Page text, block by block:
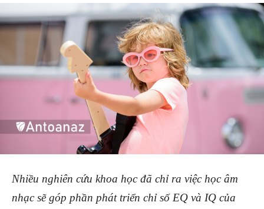
Nhiều nghiên cứu khoa học đã chỉ ra việc học âm
nhạc sẽ góp phần phát triển chỉ số EQ và IQ của